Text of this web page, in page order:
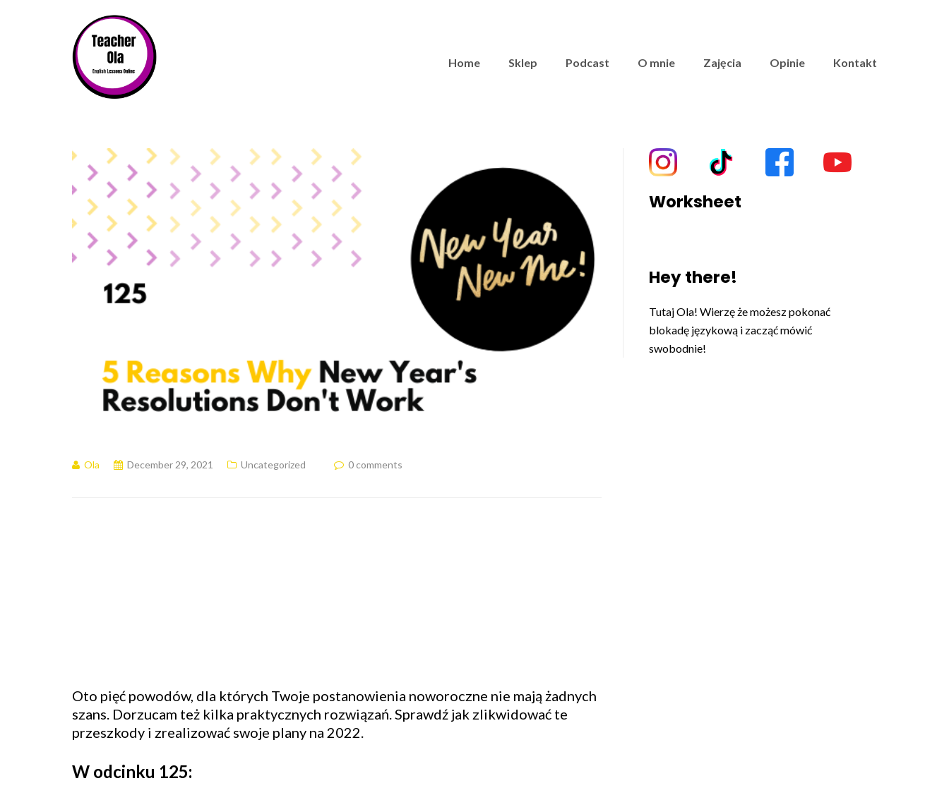
Home Sklep Podcast O mnie Zajęcia Opinie Kontakt
Ola December 29, 2021 Uncategorized 0 comments
Oto pięć powodów, dla których Twoje postanowienia noworoczne nie mają żadnych
szans. Dorzucam też kilka praktycznych rozwiązań. Sprawdź jak zlikwidować te
przeszkody i zrealizować swoje plany na 2022.
W odcinku 125:
Worksheet
Hey there!
Tutaj Ola! Wierzę że możesz pokonać
blokadę językową i zacząć mówić
swobodnie!